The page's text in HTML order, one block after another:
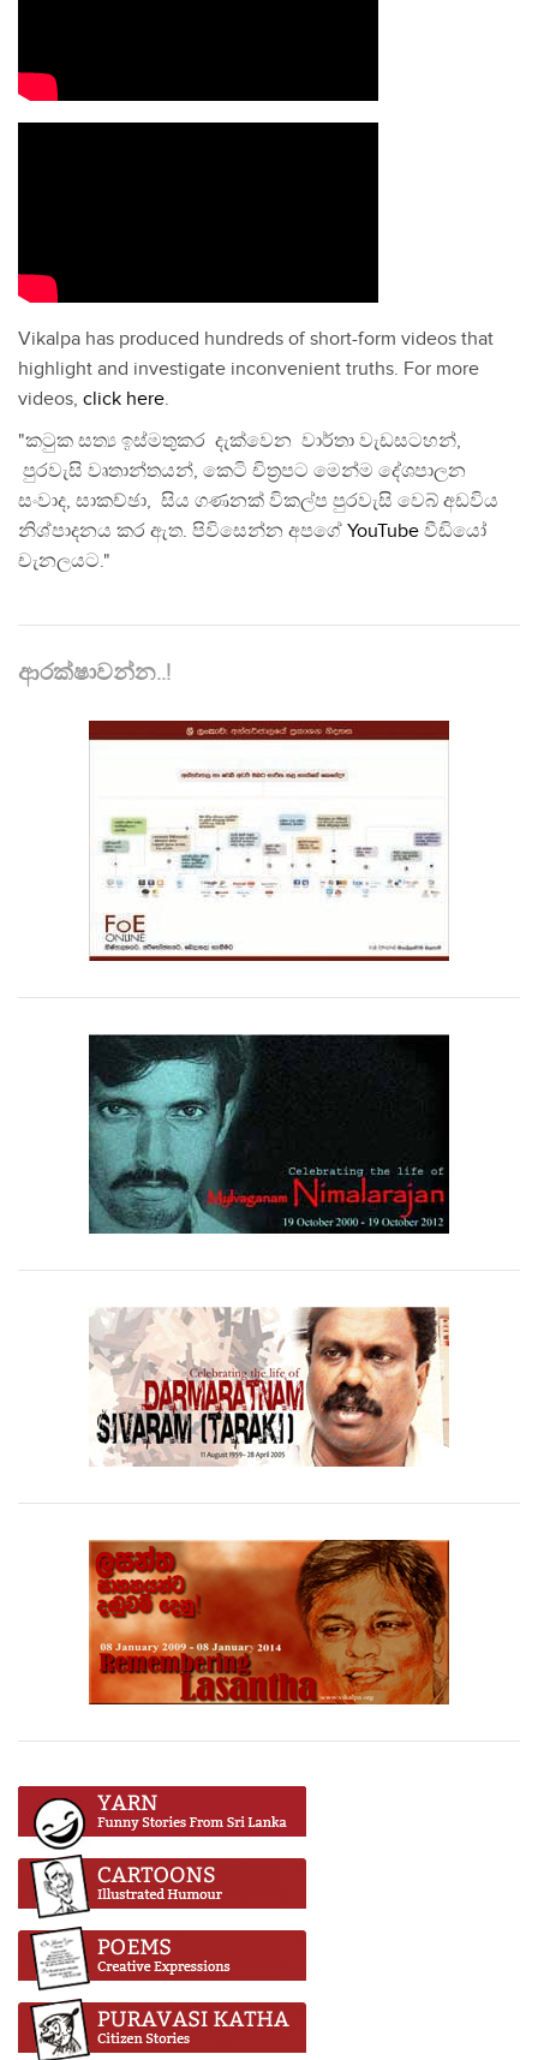
Vikalpa has produced hundreds of short-form videos that
highlight and investigate inconvenient truths. For more
videos, click here.
"කටුක සත්‍ය ඉස්මතුකර දැක්වෙන වාර්තා වැඩසටහන්,
පුරවැසි වෘතාන්තයන්, කෙටි චිත්‍රපට මෙන්ම දේශපාලන
සංවාද, සාකච්ඡා, සිය ගණනක් විකල්ප පුරවැසි වෙබ් අඩවිය
නිශ්පාදනය කර ඇත. පිවිසෙන්න අපගේ YouTube වීඩියෝ
චැනලයට."
ආරක්ෂාවන්න..!